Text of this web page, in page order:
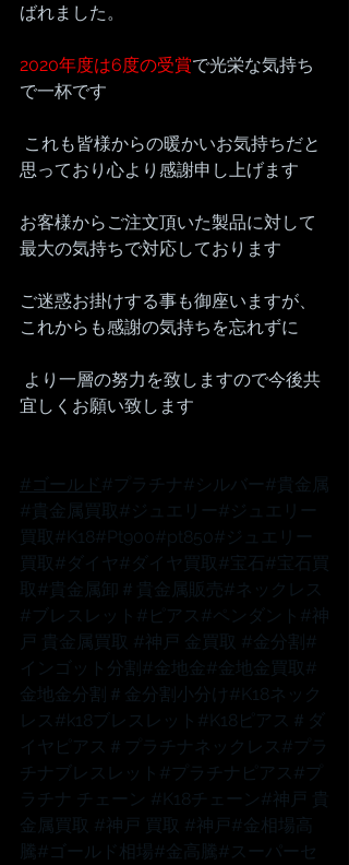
ばれました。
2020年度は6度の受賞で光栄な気持ち
で一杯です
思っており心より感謝申し上げます
お客様からご注文頂いた製品に対して
最大の気持ちで対応しております
ご迷惑お掛けする事も御座いますが、
これからも感謝の気持ちを忘れずに
宜しくお願い致します
#ゴールド #プラチナ #シルバー #貴金属
#貴金属買取 #ジュエリー #ジュエリー
買取 #K18#Pt900#pt850#ジュエリー
買取 #ダイヤ #ダイヤ買取 #宝石 #宝石買
取 #貴金属卸 ＃貴金属販売#ネックレス
#ブレスレット #ピアス #ペンダント #神
戸 貴金属買取 #神戸 金買取 #金分割 #
インゴット分割 #金地金 #金地金買取 #
金地金分割
＃金分割小分け #K18ネック
レス #k18ブレスレット #K18ピアス ＃ダ
イヤピアス ＃プラチナネックレス #プラ
チナブレスレット #プラチナピアス #プ
ラチナ
チェーン #K18チェーン #神戸 貴
金属買取 #神戸 買取 #神戸 #金相場高
騰 #ゴールド相場 #金高騰 #スーパーセ